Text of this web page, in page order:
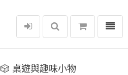
選單
🎲 桌遊與趣味小物